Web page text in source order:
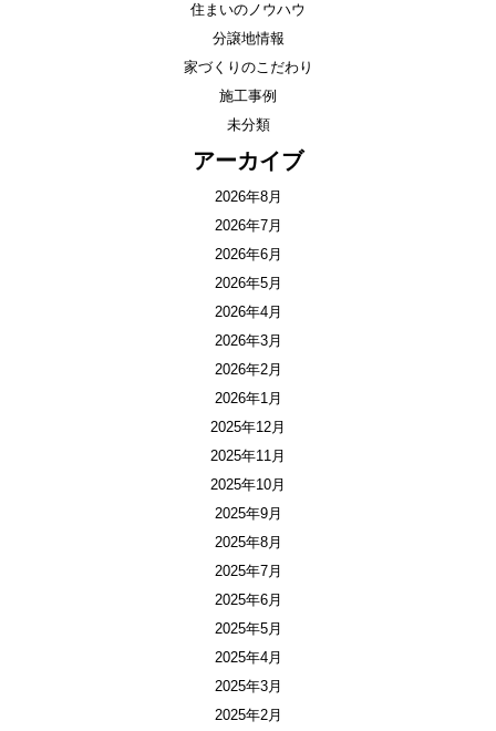
住まいのノウハウ
分譲地情報
家づくりのこだわり
施工事例
未分類
アーカイブ
2026年8月
2026年7月
2026年6月
2026年5月
2026年4月
2026年3月
2026年2月
2026年1月
2025年12月
2025年11月
2025年10月
2025年9月
2025年8月
2025年7月
2025年6月
2025年5月
2025年4月
2025年3月
2025年2月